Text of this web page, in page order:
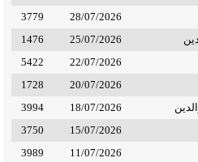
في القرآن الكريم من الشيخ
الإسلامي.
من المتون العلمية؛ منها:
المرام في أحاديث الأحكام،
في مصطلح الحديث،
مالك في النحو، وغيرها من
28/07/2026
3779
25/07/2026
1476
22/07/2026
5422
20/07/2026
1728
18/07/2026
3994
15/07/2026
3750
11/07/2026
3989